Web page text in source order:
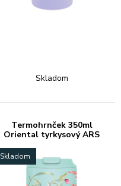
Skladom
Termohrnček 350ml
Oriental tyrkysový ARS
Skladom